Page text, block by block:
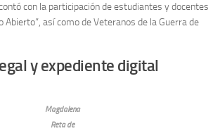
con la participación de estudiantes y docentes
Abierto”, así como de Veteranos de la Guerra de
y expediente digital
Magdalena
Reta de